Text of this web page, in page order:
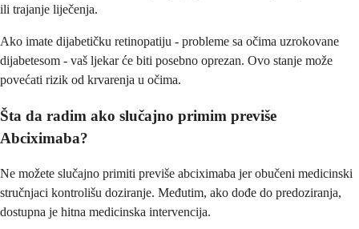
ili trajanje liječenja.
Ako imate dijabetičku retinopatiju - probleme sa očima uzrokovane
dijabetesom - vaš ljekar će biti posebno oprezan. Ovo stanje može
povećati rizik od krvarenja u očima.
Šta da radim ako slučajno primim previše
Abciximaba?
Ne možete slučajno primiti previše abciximaba jer obučeni medicinski
stručnjaci kontrolišu doziranje. Međutim, ako dođe do predoziranja,
dostupna je hitna medicinska intervencija.